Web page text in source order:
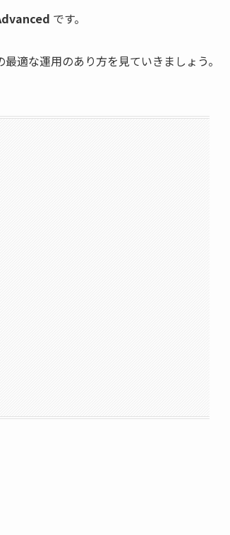
です。
適な運用のあり方を見ていきましょう。